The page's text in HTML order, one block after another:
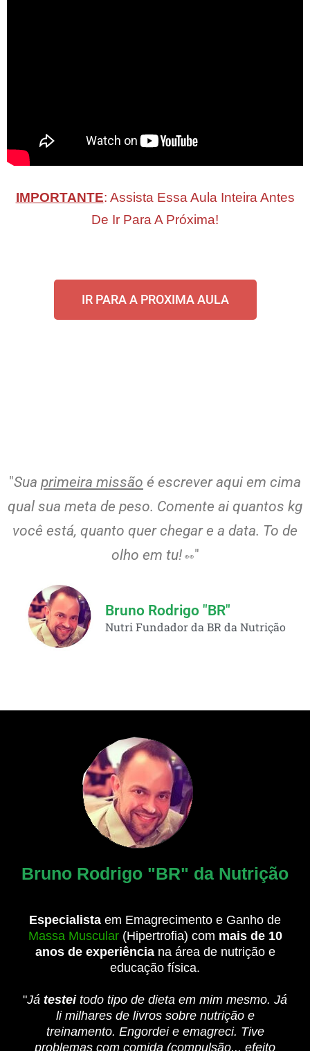
IMPORTANTE: Assista Essa Aula Inteira Antes
De Ir Para A Próxima!
IR PARA A PROXIMA AULA
"Sua primeira missão é escrever aqui em cima
qual sua meta de peso. Comente ai quantos kg
você está, quanto quer chegar e a data. To de
olho em tu! 👀"
Bruno Rodrigo "BR"
Nutri Fundador da BR da Nutrição
Bruno Rodrigo "BR" da Nutrição
Especialista em Emagrecimento e Ganho de
Massa Muscular(Hipertrofia) com mais de 10
anos de experiência na área de nutrição e
educação física.
"Já testei todo tipo de dieta em mim mesmo. Já
li milhares de livros sobre nutrição e
treinamento. Engordei e emagreci. Tive
problemas com comida (compulsão... efeito